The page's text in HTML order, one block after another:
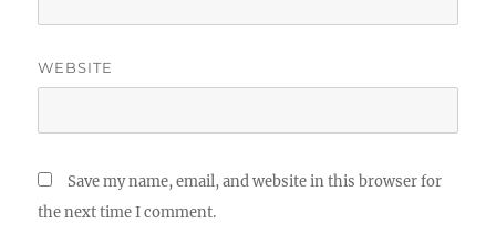
WEBSITE
Save my name, email, and website in this browser for
the next time I comment.